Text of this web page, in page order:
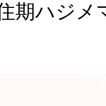
期ハジメ